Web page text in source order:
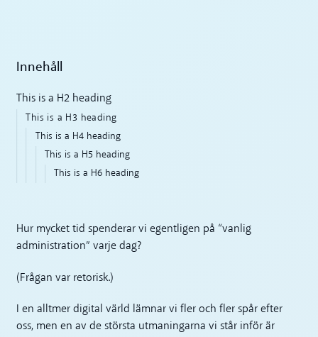
Innehåll
This is a H2 heading
This is a H3 heading
This is a H4 heading
This is a H5 heading
This is a H6 heading
Hur mycket tid spenderar vi egentligen på “vanlig
administration” varje dag?
(Frågan var retorisk.)
I en alltmer digital värld lämnar vi fler och fler spår efter
oss, men en av de största utmaningarna vi står inför är